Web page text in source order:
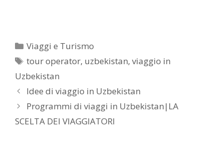
Viaggi e Turismo
tour operator, uzbekistan,viaggio in
Uzbekistan
Idee di viaggio in Uzbekistan
Programmi di viaggi in Uzbekistan|LA
SCELTA DEI VIAGGIATORI